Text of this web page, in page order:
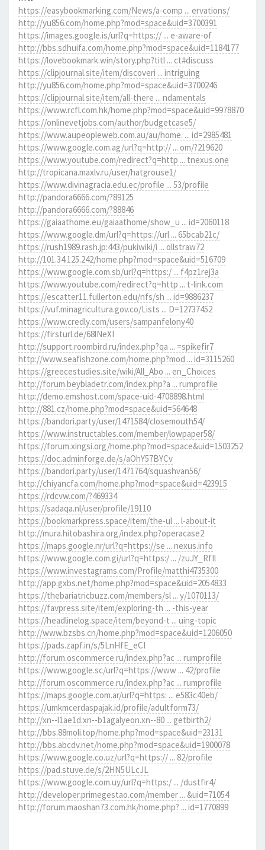
https://easybookmarking.com/News/a-comp ... ervations/
http://yu856.com/home.php?mod=space&uid=3700391
https://images.google.is/url?q=https:// ... e-aware-of
http://bbs.sdhuifa.com/home.php?mod=space&uid=1184177
https://lovebookmark.win/story.php?titl ... ct#discuss
https://clipjournal.site/item/discoveri ... intriguing
http://yu856.com/home.php?mod=space&uid=3700246
https://clipjournal.site/item/all-there ... ndamentals
https://www.rcfl.com.hk/home.php?mod=space&uid=9978870
https://onlinevetjobs.com/author/budgetcase5/
https://www.aupeopleweb.com.au/au/home. ... id=2985481
https://www.google.com.ag/url?q=http:// ... om/?219620
https://www.youtube.com/redirect?q=http ... tnexus.one
http://tropicana.maxlv.ru/user/hatgrouse1/
https://www.divinagracia.edu.ec/profile ... 53/profile
http://pandora6666.com/?89125
http://pandora6666.com/?88846
https://gaiaathome.eu/gaiaathome/show_u ... id=2060118
https://www.google.dm/url?q=https://url ... 65bcab21c/
https://rush1989.rash.jp:443/pukiwiki/i ... ollstraw72
http://101.34.125.242/home.php?mod=space&uid=516709
https://www.google.com.sb/url?q=https:/ ... f4pz1rej3a
https://www.youtube.com/redirect?q=http ... t-link.com
https://escatter11.fullerton.edu/nfs/sh ... id=9886237
https://vuf.minagricultura.gov.co/Lists ... D=12737452
https://www.credly.com/users/sampanfelony40
https://firsturl.de/68lNeXI
http://support.roombird.ru/index.php?qa ... =spikefir7
http://www.seafishzone.com/home.php?mod ... id=3115260
https://greecestudies.site/wiki/All_Abo ... en_Choices
http://forum.beybladetr.com/index.php?a ... rumprofile
http://demo.emshost.com/space-uid-4708898.html
http://881.cz/home.php?mod=space&uid=564648
https://bandori.party/user/1471584/closemouth54/
https://www.instructables.com/member/lowpaper58/
https://forum.xingsi.org/home.php?mod=space&uid=1503252
https://doc.adminforge.de/s/aOhY57BYCv
https://bandori.party/user/1471764/squashvan56/
http://chiyancfa.com/home.php?mod=space&uid=423915
https://rdcvw.com/?469334
https://sadaqa.nl/user/profile/19110
https://bookmarkpress.space/item/the-ul ... l-about-it
http://mura.hitobashira.org/index.php?operacase2
https://maps.google.nr/url?q=https://se ... nexus.info
https://www.google.com.gi/url?q=https:/ ... /zuJY_RfIl
https://www.investagrams.com/Profile/matthi4735300
http://app.gxbs.net/home.php?mod=space&uid=2054833
https://thebariatricbuzz.com/members/sl ... y/1070113/
https://favpress.site/item/exploring-th ... -this-year
https://headlinelog.space/item/beyond-t ... uing-topic
http://www.bzsbs.cn/home.php?mod=space&uid=1206050
https://pads.zapf.in/s/5LnHfE_eCI
http://forum.oscommerce.ru/index.php?ac ... rumprofile
https://www.google.sc/url?q=https://www ... 42/profile
http://forum.oscommerce.ru/index.php?ac ... rumprofile
https://maps.google.com.ar/url?q=https: ... e583c40eb/
https://umkmcerdaspajak.id/profile/adultform73/
http://xn--l1ae1d.xn--b1agalyeon.xn--80 ... getbirth2/
http://bbs.88moli.top/home.php?mod=space&uid=23131
http://bbs.abcdv.net/home.php?mod=space&uid=1900078
https://www.google.co.uz/url?q=https:// ... 82/profile
https://pad.stuve.de/s/2HN5ULcJL
https://www.google.com.uy/url?q=https:/ ... /dustfir4/
http://developer.primegestao.com/member ... &uid=71054
http://forum.maoshan73.com.hk/home.php? ... id=1770899